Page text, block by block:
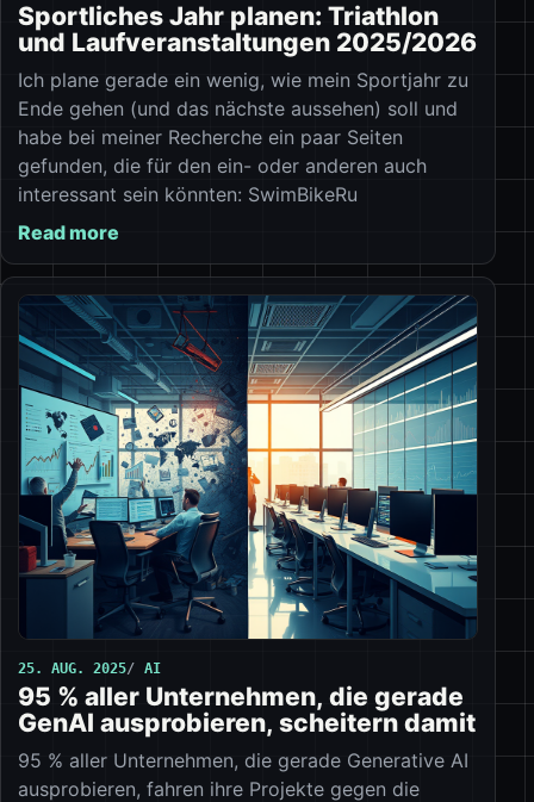
Sportliches Jahr planen: Triathlon
und Laufveranstaltungen 2025/2026
Ich plane gerade ein wenig, wie mein Sportjahr zu
Ende gehen (und das nächste aussehen) soll und
habe bei meiner Recherche ein paar Seiten
gefunden, die für den ein- oder anderen auch
interessant sein könnten: SwimBikeRu
Read more
25. AUG. 2025 AI
95 % aller Unternehmen, die gerade
GenAI ausprobieren, scheitern damit
95 % aller Unternehmen, die gerade Generative AI
ausprobieren, fahren ihre Projekte gegen die